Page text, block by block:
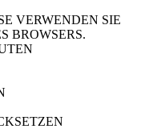
VERWENDEN SIE
BROWSERS.